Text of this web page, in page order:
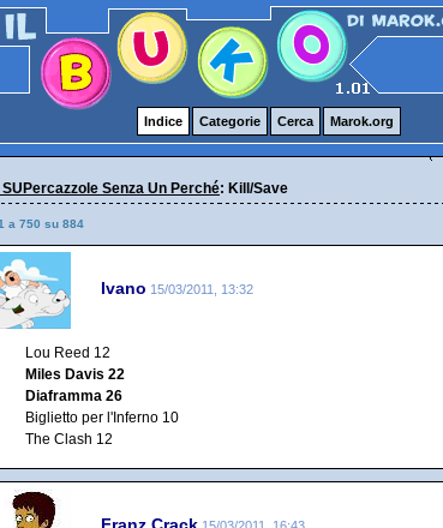
Indice Categorie Cerca Marok.org
Senza Un Perché: Kill/Save
a 750 su 884
Ivano 15/03/2011, 13:32
Lou Reed 12
Miles Davis 22
Diaframma 26
Biglietto per l'Inferno 10
The Clash 12
Franz Crack